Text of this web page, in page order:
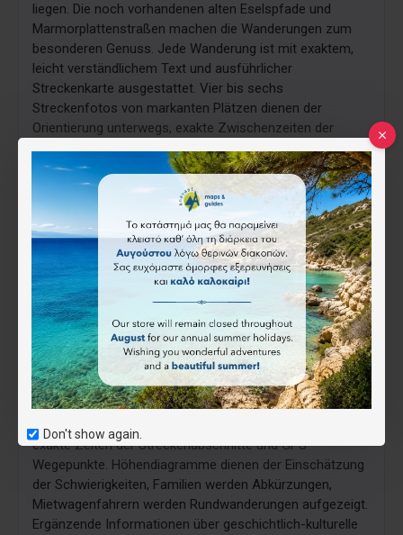
Don't show again.
liegen. Die noch vorhandenen alten Eselspfade und
Marmorplattenstraßen machen die Wanderungen zum
besonderen Genuss. Jede Wanderung ist mit exaktem,
leicht verständlichem Text und ausführlicher
Streckenkarte ausgestattet. Vier bis sechs
Streckenfotos von markanten Plätzen dienen der
Orientierung unterwegs, exakte Zwischenzeiten der
Kontrolle. Kulturelle Erläuterungen runden das Bild ab.
Abkürzungen längerer Strecken, sowie Alternativen für
eine zweite Wanderung sind angegeben. 11 x 19 cm 192
Seiten 140 Farbabbildungen
Das Buch ist Teil einer sechsbändigen Reihe für 44 Inseln
der südlichen Ägäis - ideal zum „Island hopping“,
gemacht für Urlauber, die nicht nur die herrlichen Strände,
sondern auch das Innere der bezaubernden Inseln mit
den Dörfern, Klöstern und Olivenhainen erleben möchten.
Der aktualisierte und stark erweiterte Band von 2024 über
die nördlichen Kykladen bietet 56 Wanderungen auf 12
Inseln. Die Besonderheit des Buches sind 210
Streckenfotos, anhand derer man sich orientieren oder
nicht englisch sprechende Einheimische bildlich
„befragen“ kann. Dazu kommen 45 präzise Wanderkarten,
exakte Zeiten der Streckenabschnitte und GPS
Wegepunkte. Höhendiagramme dienen der Einschätzung
der Schwierigkeiten, Familien werden Abkürzungen,
Mietwagenfahrern werden Rundwanderungen aufgezeigt.
Ergänzende Informationen über geschichtlich-kulturelle